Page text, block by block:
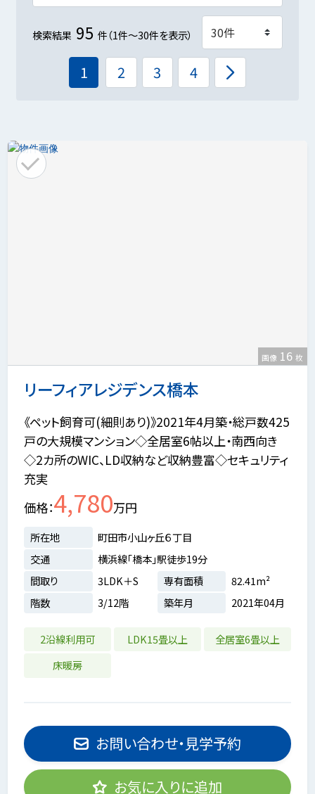
検索結果 95 件（1件～30件を表示）
1 2 3 4
リーフィアレジデンス橋本
画像 16 枚
《ペット飼育可(細則あり)》2021年4月築・総戸数425
戸の大規模マンション◇全居室6帖以上・南西向き
◇2カ所のWIC、LD収納など収納豊富◇セキュリティ
充実
価格 4,780万円
所在地
町田市小山ヶ丘６丁目
交通
横浜線「橋本」駅徒歩19分
間取り
3LDK＋S 専有面積
82.41m²
階数
3/12階 築年月 2021年04月
2沿線利用可 LDK15畳以上
全居室6畳以上
床暖房
お問い合わせ・見学予約
お気に入りに追加